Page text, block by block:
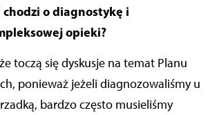
o diagnostykę i
opieki?
toczą się dyskusje na temat Planu
ponieważ jeżeli diagnozowaliśmy u
bardzo często musieliśmy